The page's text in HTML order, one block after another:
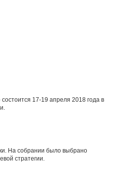
17-19 апреля 2018 года в
На собрании было выбрано
стратегии.